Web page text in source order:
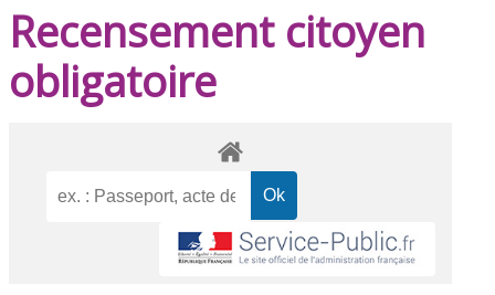
Recensement citoyen
obligatoire